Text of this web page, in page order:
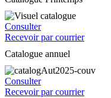
Consulter
Recevoir par courrier
Catalogue annuel
Consulter
Recevoir par courrier